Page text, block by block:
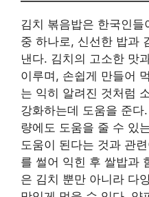
김치 볶음밥은 한국인
중 하나로, 신선한 밥과
낸다. 김치의 고소한 맛
이루며, 손쉽게 만들어
는 익히 알려진 것처럼
강화하는데 도움을 준
량에도 도움을 줄 수 있
도움이 된다는 것과 관
를 썰어 익힌 후 쌀밥과
은 김치 뿐만 아니라 다